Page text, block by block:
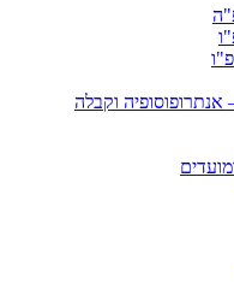
אנתרופוסופיה וקבלה